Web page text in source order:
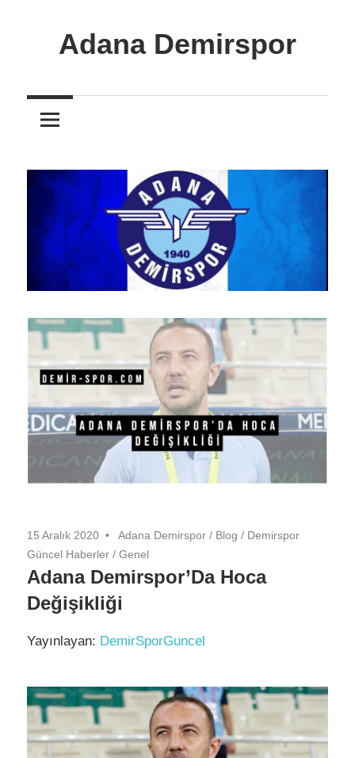
Adana Demirspor
Demirspor
Nereye
Oraya
15 Aralık 2020 Adana Demirspor / Blog / Demirspor
Güncel Haberler / Genel
Adana Demirspor’Da Hoca
Değişikliği
Yayınlayan: DemirSporGuncel